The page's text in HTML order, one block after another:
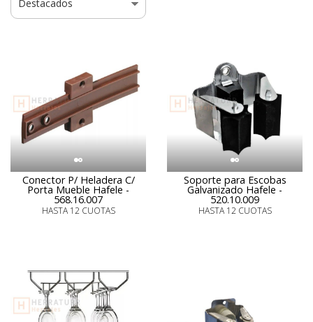
Conector P/ Heladera C/
Porta Mueble Hafele -
568.16.007
HASTA 12 CUOTAS
Soporte para Escobas
Galvanizado Hafele -
520.10.009
HASTA 12 CUOTAS